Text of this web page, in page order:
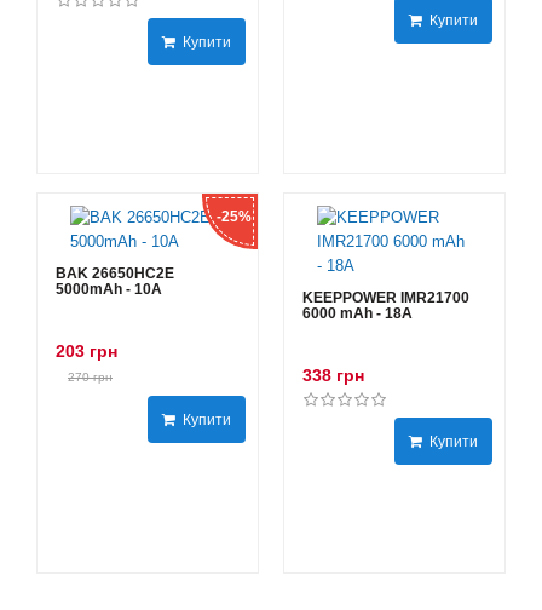
Купити
Купити
-25%
BAK 26650HC2E
5000mAh - 10А
203 грн
270 грн
Купити
KEEPPOWER IMR21700
6000 mAh - 18А
338 грн
Купити